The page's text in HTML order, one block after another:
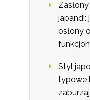
japandi:
osłony
Styl
typowe